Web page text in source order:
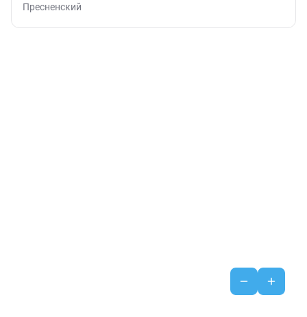
Пресненский